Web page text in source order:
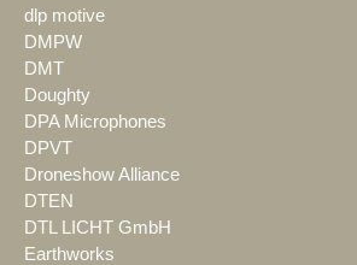
dlp motive
DMPW
DMT
Doughty
DPA Microphones
DPVT
Droneshow Alliance
DTEN
DTL LICHT GmbH
Earthworks